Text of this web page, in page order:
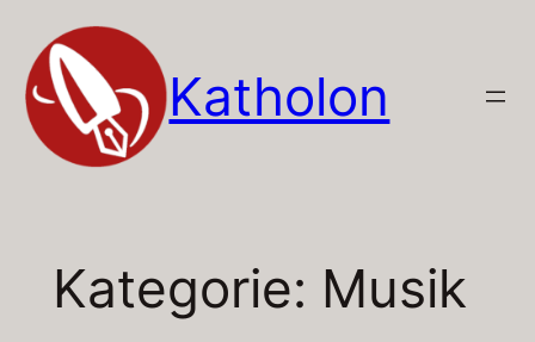
Inhalt
springen
Katholon
Kategorie: Musik